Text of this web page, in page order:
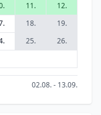
11.
12.
18.
19.
25.
26.
02.08. - 13.09.